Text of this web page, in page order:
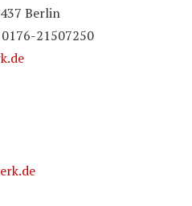
Berlin
21507250